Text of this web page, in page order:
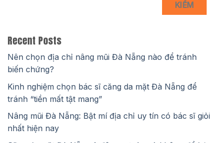
KIẾM
Recent Posts
Nên chọn địa chỉ nâng mũi Đà Nẵng nào để tránh
biến chứng?
Kinh nghiệm chọn bác sĩ căng da mặt Đà Nẵng để
tránh “tiền mất tật mang”
Nâng mũi Đà Nẵng: Bật mí địa chỉ uy tín có bác sĩ giỏi
nhất hiện nay